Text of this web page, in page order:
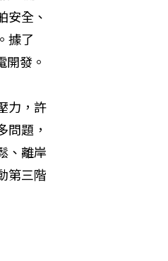
安全、
據了
發。
力，許
問題，
、離岸
第三階